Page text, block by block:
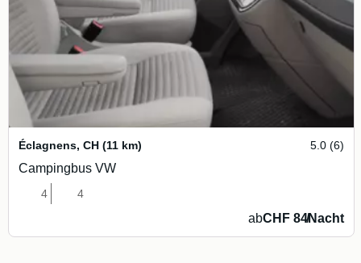
Éclagnens, CH (11 km) 5.0 (6)
Campingbus VW
4 4
abCHF 84/Nacht